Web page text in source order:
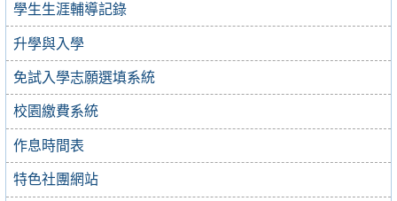
學生生涯輔導記錄
升學與入學
免試入學志願選填系統
校園繳費系統
作息時間表
特色社團網站